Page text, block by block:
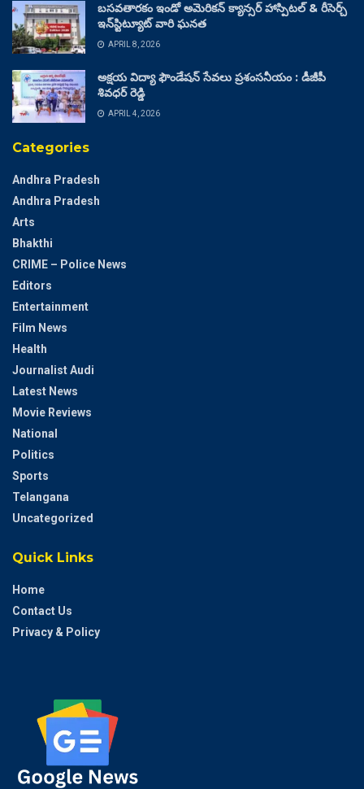
బసవతారకం ఇండో అమెరికన్ క్యాన్సర్ హాస్పిటల్ & రీసెర్చ్
ఇన్‌స్టిట్యూట్ వారి ఘనత
APRIL 8, 2026
అక్షయ విద్యా ఫౌండేషన్ సేవలు ప్రశంసనీయం : డీజీపీ
శివధర్ రెడ్డి
APRIL 4, 2026
Categories
Andhra Pradesh
Andhra Pradesh
Arts
Bhakthi
CRIME – Police News
Editors
Entertainment
Film News
Health
Journalist Audi
Latest News
Movie Reviews
National
Politics
Sports
Telangana
Uncategorized
Quick Links
Home
Contact Us
Privacy & Policy